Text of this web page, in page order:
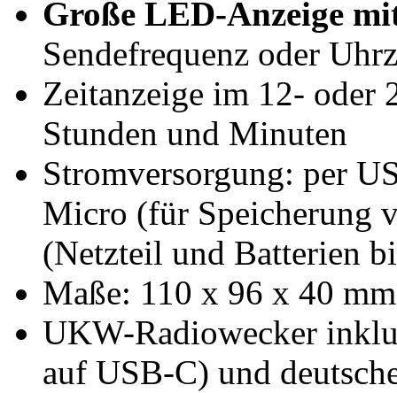
Große LED-Anzeige
Sendefrequenz oder
Zeitanzeige im 12- oder
Stunden und Minuten
Stromversorgung: per
Micro (für Speicherung
(Netzteil und Batterien
Maße: 110 x 96 x 40
UKW-Radiowecker
auf USB-C) und